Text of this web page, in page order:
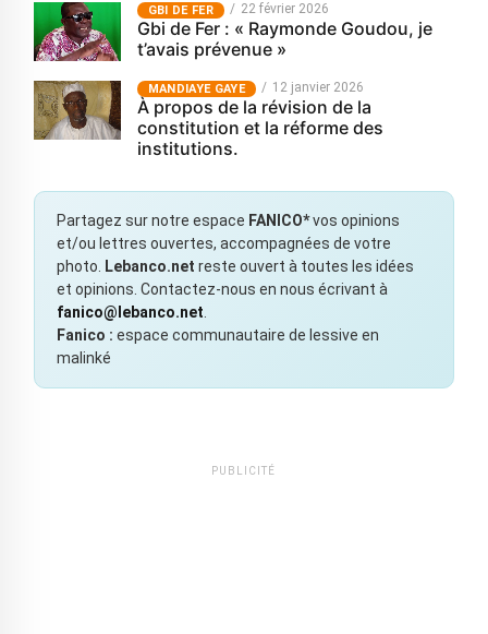
GBI DE FER 22 février 2026
Gbi de Fer : « Raymonde Goudou, je
t’avais prévenue »
MANDIAYE GAYE 12 janvier 2026
À propos de la révision de la
constitution et la réforme des
institutions.
Partagez sur notre espace FANICO*vos opinions
et/ou lettres ouvertes, accompagnées de votre
photo. Lebanco.net reste ouvert à toutes les idées
et opinions. Contactez-nous en nous écrivant à
fanico@lebanco.net.
Fanico : espace communautaire de lessive en
malinké
PUBLICITÉ